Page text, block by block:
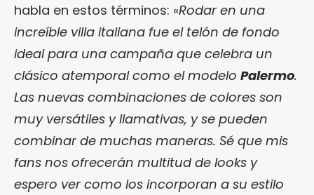
habla en estos términos: «Rodar en una
increíble villa italiana fue el telón de fondo
ideal para una campaña que celebra un
clásico atemporal como el modelo Palermo.
Las nuevas combinaciones de colores son
muy versátiles y llamativas, y se pueden
combinar de muchas maneras. Sé que mis
fans nos ofrecerán multitud de looks y
espero ver como los incorporan a su estilo